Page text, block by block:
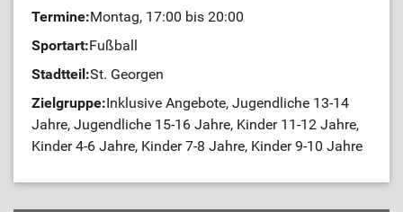
Termine:Montag, 17:00 bis 20:00
Sportart:Fußball
Stadtteil:St. Georgen
Zielgruppe:Inklusive Angebote, Jugendliche 13-14
Jahre, Jugendliche 15-16 Jahre, Kinder 11-12 Jahre,
Kinder 4-6 Jahre, Kinder 7-8 Jahre, Kinder 9-10 Jahre